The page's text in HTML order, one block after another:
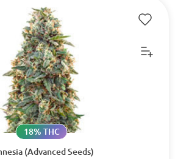
(Advanced Seeds)
18% THC